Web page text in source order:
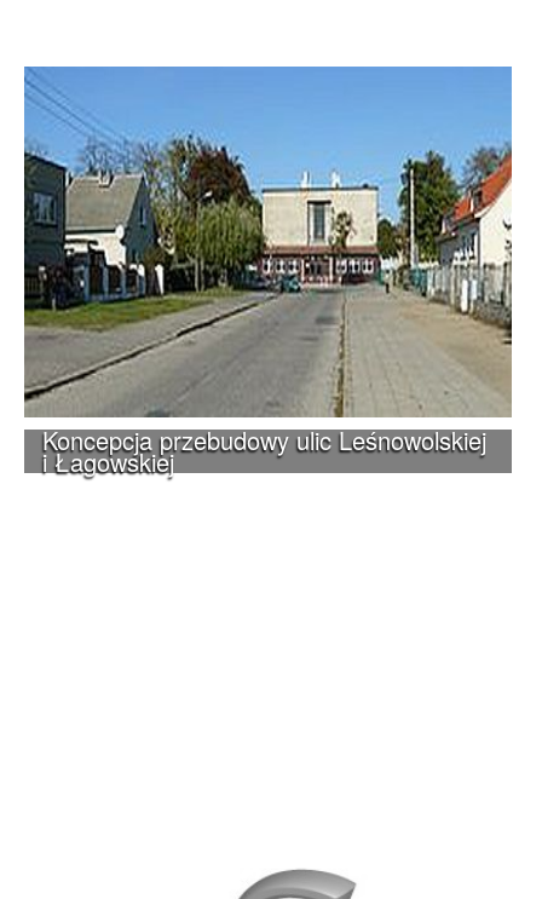
Koncepcja przebudowy ulic Leśnowolskiej
i Łagowskiej